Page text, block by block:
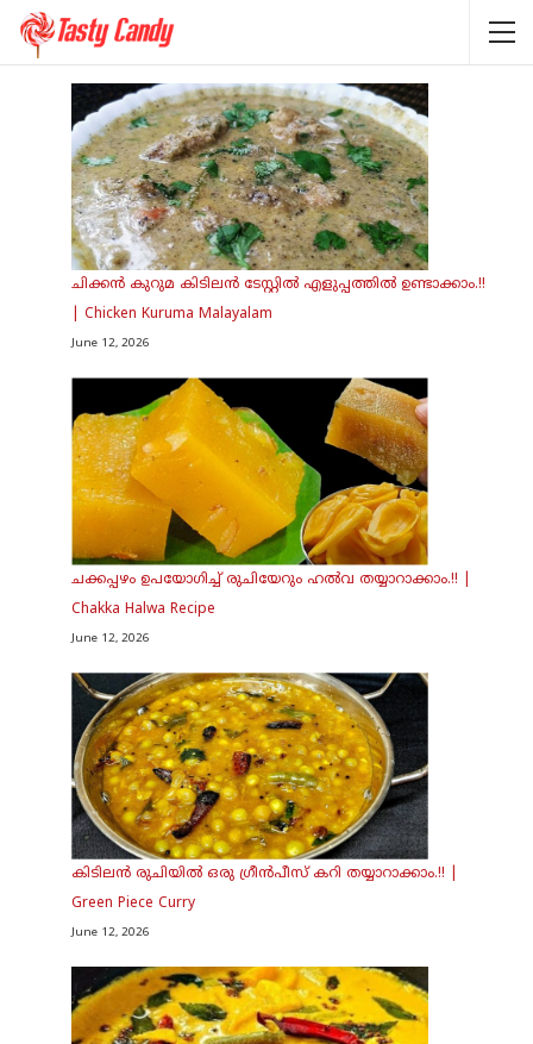
ചിക്കൻ കുറുമ കിടിലൻ ടേസ്റ്റിൽ എളുപ്പത്തിൽ ഉണ്ടാക്കാം.!!
| Chicken Kuruma Malayalam
June 12, 2026
ചക്കപ്പഴം ഉപയോഗിച്ച് രുചിയേറും ഹൽവ തയ്യാറാക്കാം.!! |
Chakka Halwa Recipe
June 12, 2026
കിടിലൻ രുചിയിൽ ഒരു ഗ്രീൻപീസ് കറി തയ്യാറാക്കാം.!! |
Green Piece Curry
June 12, 2026